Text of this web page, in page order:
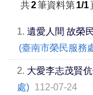
共2筆資料第1/1
1. 遺愛人間 故榮
(臺南市榮民服務
2. 大愛李志茂賢
處) 112-07-24